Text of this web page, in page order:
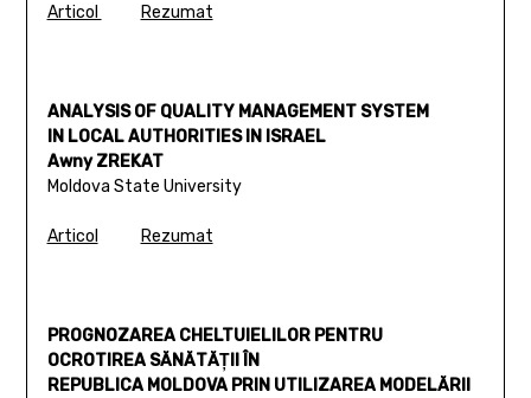
Articol Rezumat
ANALYSIS OF QUALITY MANAGEMENT SYSTEM
IN LOCAL AUTHORITIES IN ISRAEL
Awny ZREKAT
Moldova State University
Articol Rezumat
PROGNOZAREA CHELTUIELILOR PENTRU
OCROTIREA SĂNĂTĂŢII ÎN
REPUBLICA MOLDOVA PRIN UTILIZAREA MODELĂRII